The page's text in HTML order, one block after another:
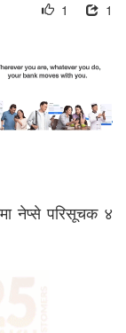
1
1
नेप्से परिसूचक ४